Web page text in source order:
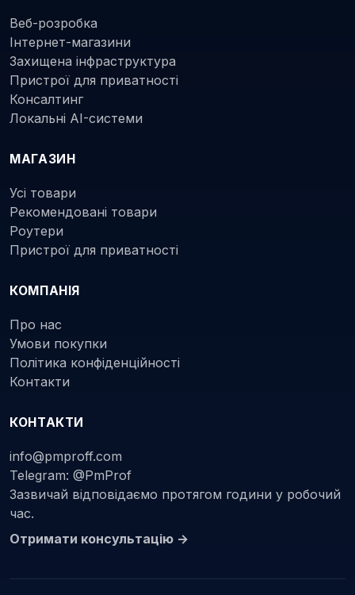
Веб-розробка
Інтернет-магазини
Захищена інфраструктура
Пристрої для приватності
Консалтинг
Локальні AI-системи
МАГАЗИН
Усі товари
Рекомендовані товари
Роутери
Пристрої для приватності
КОМПАНІЯ
Про нас
Умови покупки
Політика конфіденційності
Контакти
КОНТАКТИ
info@pmproff.com
Telegram: @PmProf
Зазвичай відповідаємо протягом години у робочий
час.
Отримати консультацію →